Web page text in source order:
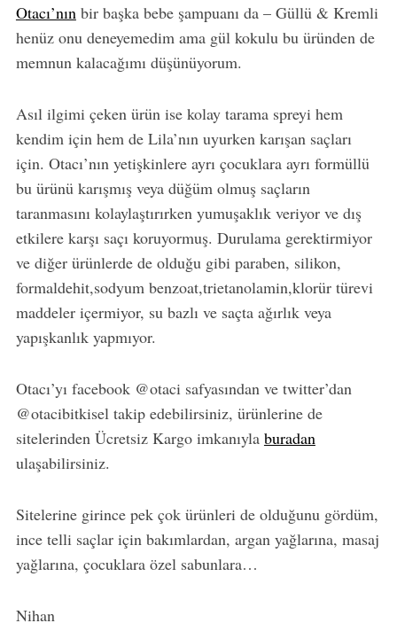
Otacı’nın bir başka bebe şampuanı da – Güllü & Kremli
henüz onu deneyemedim ama gül kokulu bu üründen de
memnun kalacağımı düşünüyorum.
Asıl ilgimi çeken ürün ise kolay tarama spreyi hem
kendim için hem de Lila’nın uyurken karışan saçları
için. Otacı’nın yetişkinlere ayrı çocuklara ayrı formüllü
bu ürünü karışmış veya düğüm olmuş saçların
taranmasını kolaylaştırırken yumuşaklık veriyor ve dış
etkilere karşı saçı koruyormuş. Durulama gerektirmiyor
ve diğer ürünlerde de olduğu gibi paraben, silikon,
formaldehit,sodyum benzoat,trietanolamin,klorür türevi
maddeler içermiyor, su bazlı ve saçta ağırlık veya
yapışkanlık yapmıyor.
Otacı’yı facebook @otaci safyasından ve twitter’dan
@otacibitkisel takip edebilirsiniz, ürünlerine de
sitelerinden Ücretsiz Kargo imkanıyla buradan
ulaşabilirsiniz.
Sitelerine girince pek çok ürünleri de olduğunu gördüm,
ince telli saçlar için bakımlardan, argan yağlarına, masaj
yağlarına, çocuklara özel sabunlara…
Nihan